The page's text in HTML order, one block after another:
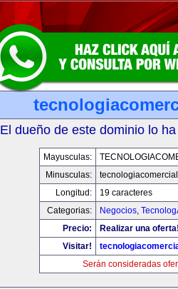
El dueño de este dominio lo
Mayusculas:
Minusculas:
Longitud:
19 caracteres
Categorias:
Negocios,
Precio:
Realizar una
Visitar!
Serán consideradas